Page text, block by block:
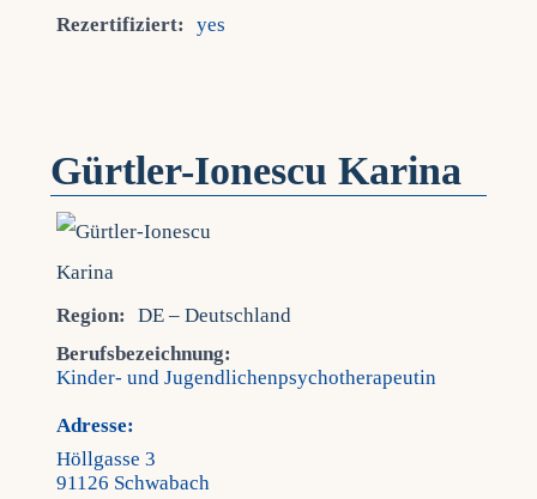
Rezertifiziert:
yes
Gürtler-Ionescu Karina
Region:
DE – Deutschland
Berufsbezeichnung:
Kinder- und Jugendlichenpsychotherapeutin
Adresse:
Höllgasse 3
91126 Schwabach